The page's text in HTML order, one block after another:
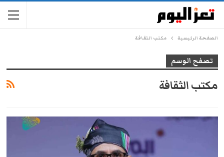
الصفحة الرئيسية مكتب الثقافة
تصفح الوسم
مكتب الثقافة